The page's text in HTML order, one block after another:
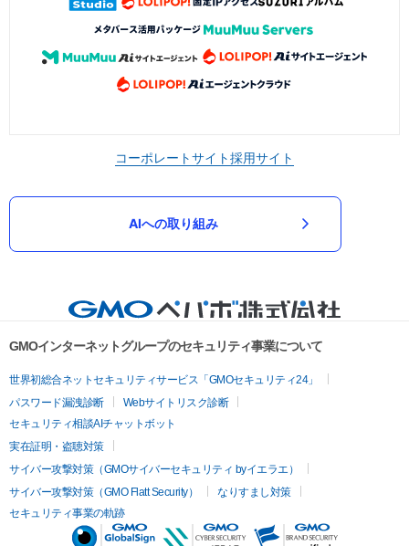
コーポレートサイト採用サイト
AIへの取り組み
GMOインターネットグループのセキュリティ事業について
世界初総合ネットセキュリティサービス「GMOセキュリティ24」
パスワード漏洩診断
Webサイトリスク診断
セキュリティ相談AIチャットボット
実在証明・盗聴対策
サイバー攻撃対策（GMOサイバーセキュリティ byイエラエ）
サイバー攻撃対策（GMO Flatt Security）
なりすまし対策
セキュリティ事業の軌跡